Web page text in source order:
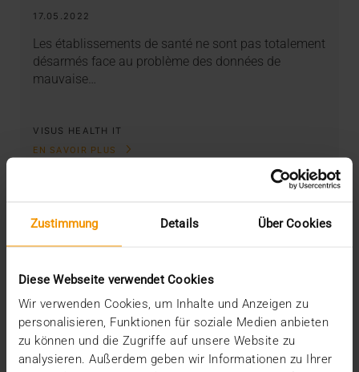
Zustimmung Details Über Cookies
Diese Webseite verwendet Cookies
Wir verwenden Cookies, um Inhalte und Anzeigen zu
personalisieren, Funktionen für soziale Medien anbieten
zu können und die Zugriffe auf unsere Website zu
analysieren. Außerdem geben wir Informationen zu Ihrer
17.05.2022
Les établissements de santé ne sont pas totalement
désarmés face au problème des données de
mauvaise…
VISUS HEALTH IT
EN SAVOIR PLUS